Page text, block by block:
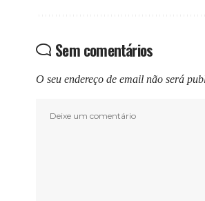
Sem comentários
O seu endereço de email não será